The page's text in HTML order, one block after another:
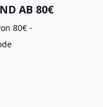
AB 80€
80€ -